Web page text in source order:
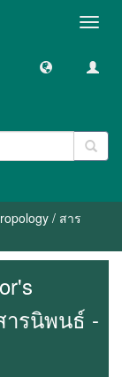
/ สาร
ารนิพนธ์ -